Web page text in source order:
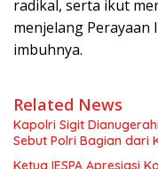
radikal, serta ikut
menjelang Perayaan
imbuhnya.
Related News
Kapolri Sigit
Sebut Polri Bagian dari
Ketua IESPA Apresiasi